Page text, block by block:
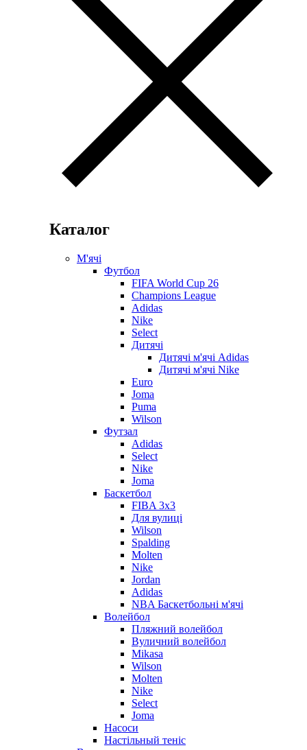
Каталог
М'ячі
Футбол
FIFA World Cup 26
Champions League
Adidas
Nike
Select
Дитячі
Дитячі м'ячі Adidas
Дитячі м'ячі Nike
Euro
Joma
Puma
Wilson
Футзал
Adidas
Select
Nike
Joma
Баскетбол
FIBA 3x3
Для вулиці
Wilson
Spalding
Molten
Nike
Jordan
Adidas
NBA Баскетбольні м'ячі
Волейбол
Пляжний волейбол
Вуличний волейбол
Mikasa
Wilson
Molten
Nike
Select
Joma
Насоси
Настільный теніс